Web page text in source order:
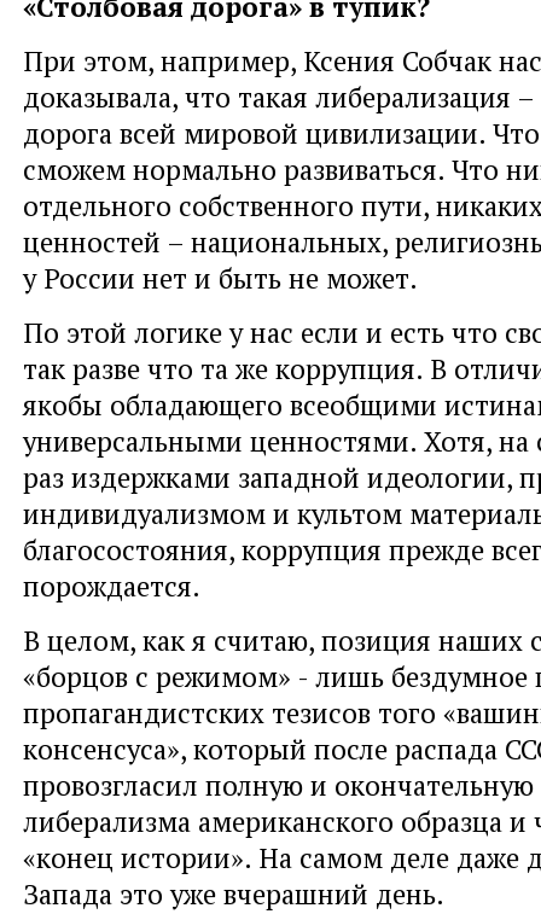
При этом, например, Ксения Собчак
доказывала, что такая либерализация –
дорога всей мировой цивилизации.
сможем нормально развиваться. Что
отдельного собственного пути,
ценностей – национальных,
у России нет и быть не может.
По этой логике у нас если и есть что
так разве что та же коррупция. В
якобы обладающего всеобщими
универсальными ценностями. Хотя, на
раз издержками западной идеологии,
индивидуализмом и культом
благосостояния, коррупция прежде
порождается.
В целом, как я считаю, позиция наших
«борцов с режимом» - лишь бездумное
пропагандистских тезисов того
консенсуса», который после распада
провозгласил полную и
либерализма американского образца и
«конец истории». На самом деле даже
Запада это уже вчерашний день.